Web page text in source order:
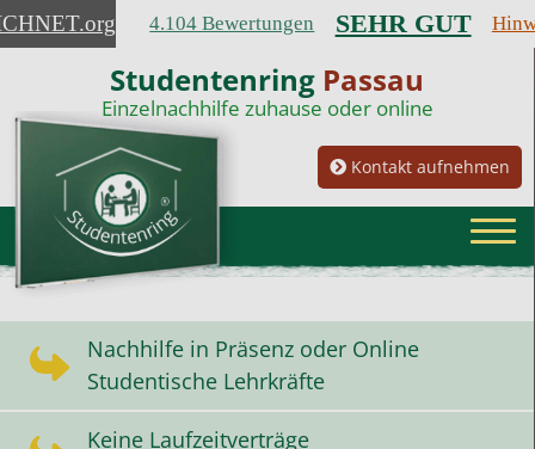
.org 4.104 Bewertungen SEHR GUT
Studentenring Passau
Einzelnachhilfe zuhause oder online
Kontakt aufnehmen
Nachhilfe in Präsenz oder Online
Studentische Lehrkräfte
Keine Laufzeitverträge